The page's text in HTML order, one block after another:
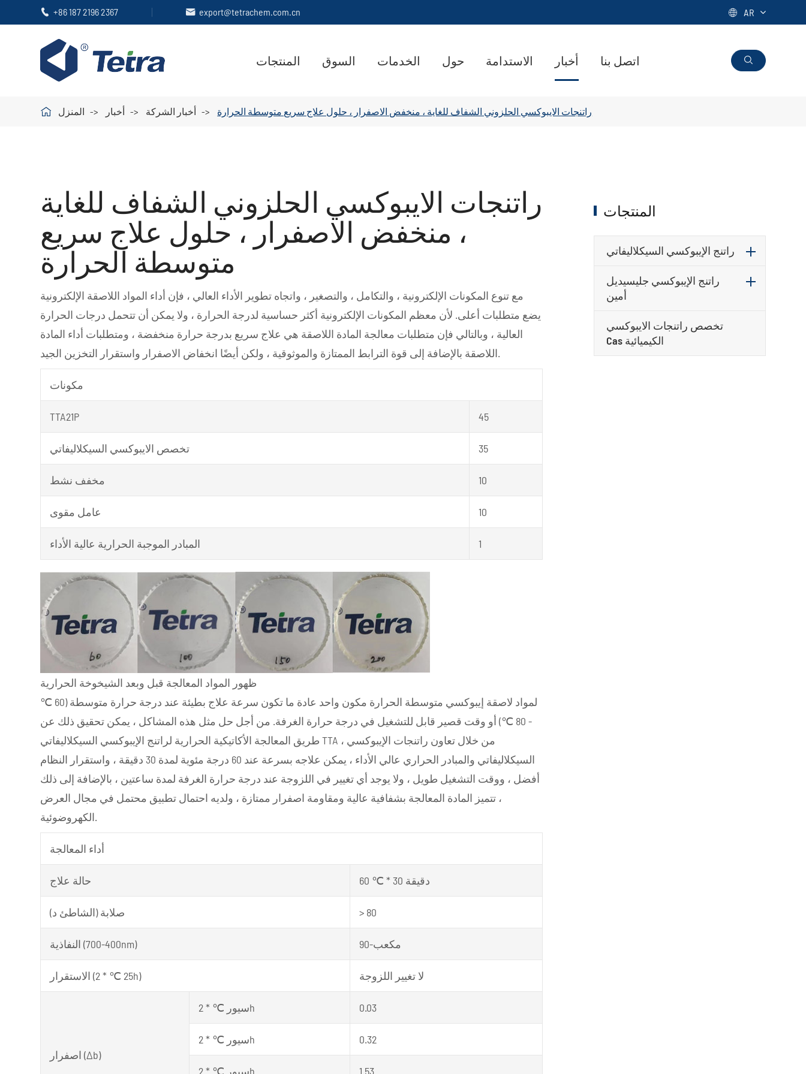
 +86 187 2196 2367  export@tetrachem.com.cn  AR
المنتجات السوق الخدمات حول الاستدامة أخبار اتصل بنا 
 المنزل أخبار أخبار الشركة راتنجات الايبوكسي الحلزوني الشفاف للغاية ، منخفض الاصفرار ، حلول علاج سريع متوسطة الحرارة
راتنجات الايبوكسي الحلزوني الشفاف للغاية
، منخفض الاصفرار ، حلول علاج سريع
متوسطة الحرارة
مع تنوع المكونات الإلكترونية ، والتكامل ، والتصغير ، واتجاه تطوير الأداء العالي ، فإن أداء المواد اللاصقة الإلكترونية
يضع متطلبات أعلى. لأن معظم المكونات الإلكترونية أكثر حساسية لدرجة الحرارة ، ولا يمكن أن تتحمل درجات الحرارة
العالية ، وبالتالي فإن متطلبات معالجة المادة اللاصقة هي علاج سريع بدرجة حرارة منخفضة ، ومتطلبات أداء المادة
اللاصقة بالإضافة إلى قوة الترابط الممتازة والموثوقية ، ولكن أيضًا انخفاض الاصفرار واستقرار التخزين الجيد.
مكونات
TTA21P 45
تخصص الايبوكسي السيكلاليفاتي 35
مخفف نشط 10
عامل مقوى 10
المبادر الموجبة الحرارية عالية الأداء 1
ظهور المواد المعالجة قبل وبعد الشيخوخة الحرارية
لمواد لاصقة إيبوكسي متوسطة الحرارة مكون واحد عادة ما تكون سرعة علاج بطيئة عند درجة حرارة متوسطة (60 ℃
- 80 ℃) أو وقت قصير قابل للتشغيل في درجة حرارة الغرفة. من أجل حل مثل هذه المشاكل ، يمكن تحقيق ذلك عن
طريق المعالجة الأكاتيكية الحرارية لراتنج الإيبوكسي السيكلاليفاتي TTA ، من خلال تعاون راتنجات الإيبوكسي
السيكلاليفاتي والمبادر الحراري عالي الأداء ، يمكن علاجه بسرعة عند 60 درجة مئوية لمدة 30 دقيقة ، واستقرار النظام
أفضل ، ووقت التشغيل طويل ، ولا يوجد أي تغيير في اللزوجة عند درجة حرارة الغرفة لمدة ساعتين ، بالإضافة إلى ذلك
، تتميز المادة المعالجة بشفافية عالية ومقاومة اصفرار ممتازة ، ولديه احتمال تطبيق محتمل في مجال العرض
الكهروضوئية.
أداء المعالجة
حالة علاج 60 ℃ * 30 دقيقة
صلابة (الشاطئ د) > 80
النفاذية (400-700nm) 90-مكعب
الاستقرار (25 ℃ * 2h) لا تغيير اللزوجة
اصفرار (Δb)
سيور ℃ * 2h 0.03
سيور ℃ * 2h 0.32
سيور ℃ * 2h 1.53
المنتجات
راتنج الإيبوكسي السيكلاليفاتي
راتنج الإيبوكسي جليسيديل
أمين
تخصص راتنجات الايبوكسي
Cas الكيميائية